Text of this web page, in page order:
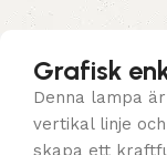
Grafisk
Denna lampa
vertikal linje
skapa ett